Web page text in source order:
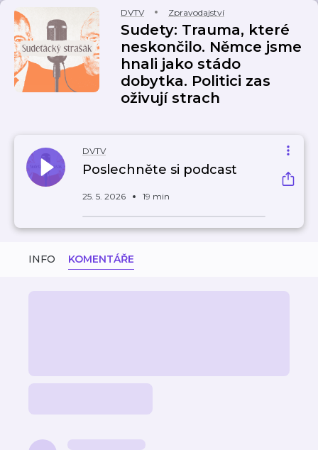
DVTV Zpravodajství
Sudety: Trauma, které
neskončilo. Němce jsme
hnali jako stádo
dobytka. Politici zas
oživují strach
DVTV
Poslechněte si podcast
25. 5. 2026 19 min
INFO KOMENTÁŘE